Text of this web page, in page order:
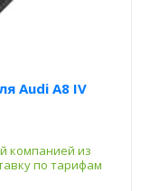
Audi A8 IV
компанией из
по тарифам